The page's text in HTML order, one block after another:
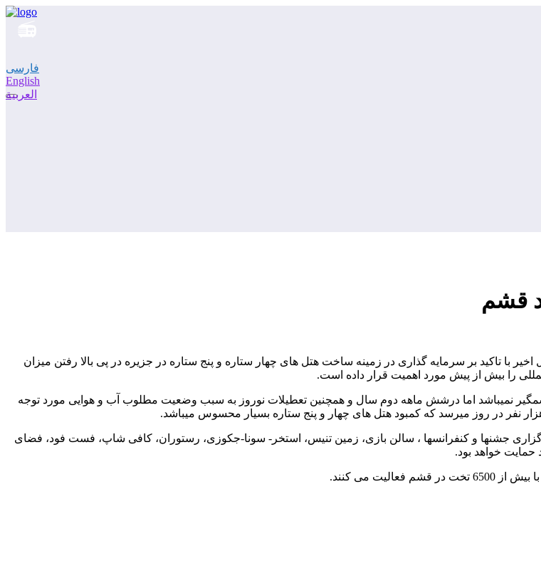
فارسی
English
العربية
با تاکید بر سرمایه گذاری در زمینه ساخت هتل های چهار ستاره و پنج ستاره در جزیره در پى بالا رفتن میزان
را بیش از پیش مورد اهمیت قرار داده است.
نمیباشد اما درشش ماهه دوم سال و همچنین تعطیلات نوروز به سبب وضعیت مطلوب آب و هوایی مورد توجه
جشنها و کنفرانسها ، سالن بازی، زمین تنیس، استخر- سونا-جکوزی، رستوران، کافی شاپ، فست فود، فضای
خواهد بود.